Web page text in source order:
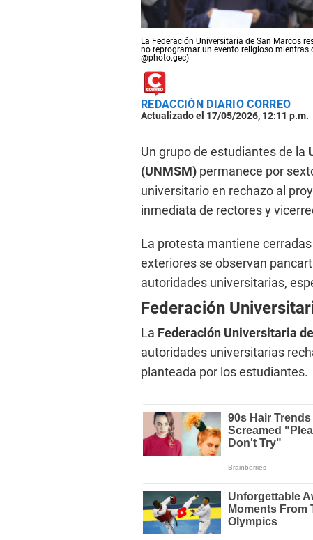
La Federación Universitaria de San Marcos
no reprogramar un evento religioso
@photo.gec)
REDACCIÓN DIARIO CORREO
Actualizado el 17/05/2026, 12:11 p.m.
Un grupo de estudiantes de la
(UNMSM) permanece por
universitario en rechazo al
inmediata de rectores y
La protesta mantiene
exteriores se observan
autoridades universitarias,
Federación
La Federación Universitaria
autoridades universitarias
planteada por los estudiantes.